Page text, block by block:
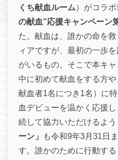
くち献血ルーム）がコラ
の献血”応援キャンペーン
た。献血は、誰かの命を
ィアですが、最初の一歩
がいるもの。そこで本キ
中に初めて献血をする方
献血者1名につき1名）に
血デビューを温かく応援
続して協力いただけるよう
ーン」
も令和9年3月31日
す。誰かのために行動す